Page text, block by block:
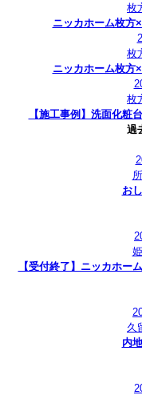
枚
ニッカホーム枚方
枚
ニッカホーム枚方
枚
【施工事例】洗面化粧
過
お
【受付終了】ニッカホー
久
内